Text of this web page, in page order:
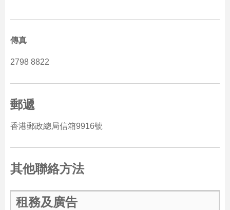
傳真
2798 8822
郵遞
香港郵政總局信箱9916號
其他聯絡方法
租務及廣告